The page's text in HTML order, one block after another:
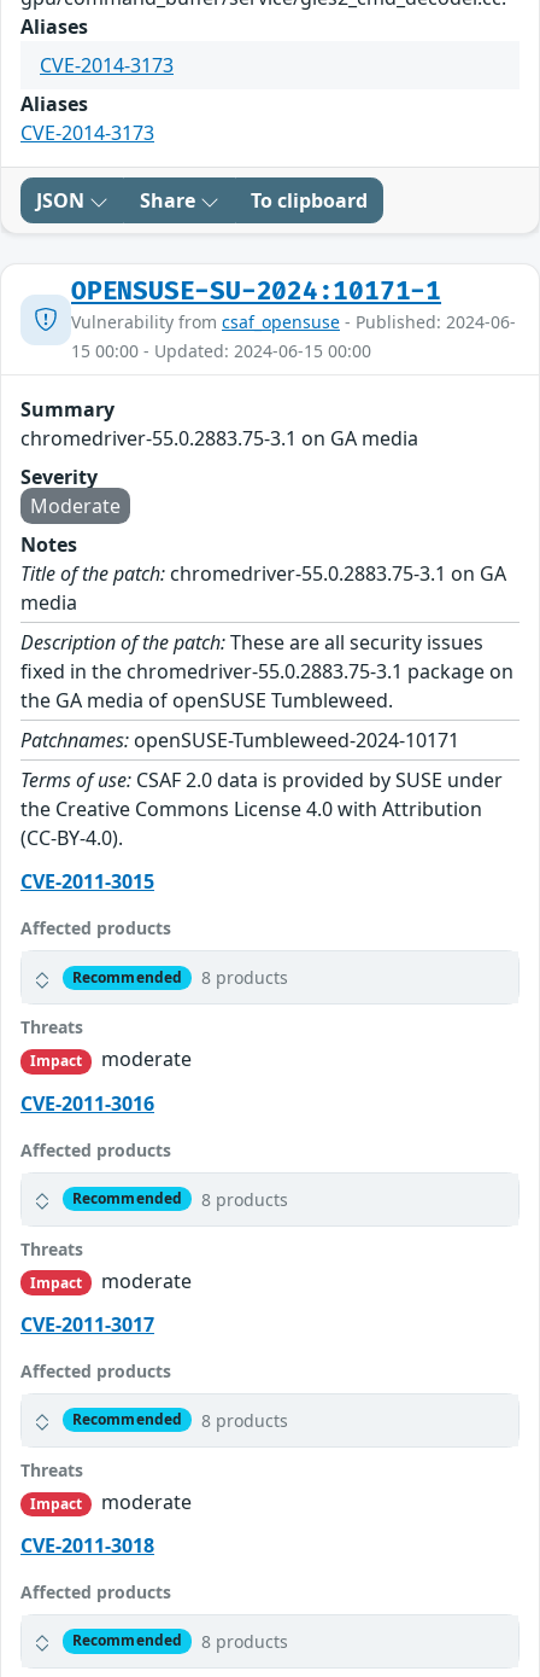
Aliases
CVE-2014-3173
Aliases
CVE-2014-3173
JSON Share To clipboard
OPENSUSE-SU-2024:10171-1
Vulnerability from csaf_opensuse - Published: 2024-06-
15 00:00 - Updated: 2024-06-15 00:00
Summary
chromedriver-55.0.2883.75-3.1 on GA media
Severity
Moderate
Notes
Title of the patch: chromedriver-55.0.2883.75-3.1 on GA
media
Description of the patch:These are all security issues
fixed in the chromedriver-55.0.2883.75-3.1 package on
the GA media of openSUSE Tumbleweed.
Patchnames: openSUSE-Tumbleweed-2024-10171
Terms of use: CSAF 2.0 data is provided by SUSE under
the Creative Commons License 4.0 with Attribution
(CC-BY-4.0).
CVE-2011-3015
Affected products
Recommended 8 products
Threats
Impact
moderate
CVE-2011-3016
Affected products
Recommended 8 products
Threats
Impact
moderate
CVE-2011-3017
Affected products
Recommended 8 products
Threats
Impact
moderate
CVE-2011-3018
Affected products
Recommended 8 products